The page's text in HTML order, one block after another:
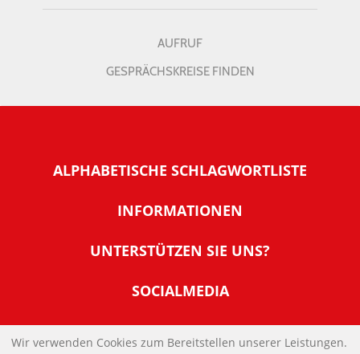
AUFRUF
GESPRÄCHSKREISE FINDEN
ALPHABETISCHE SCHLAGWORTLISTE
INFORMATIONEN
Warum NachDenkSeiten
Tipps zur Nutzung der NachDenkSeiten
Banner und E-Mail-Signaturen
UNTERSTÜTZEN SIE UNS?
Werden Sie Fördermitglied
SOCIALMEDIA
IMPRESSUM
Wir verwenden Cookies zum Bereitstellen unserer Leistungen.